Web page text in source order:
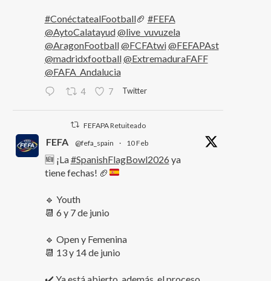
#ConéctatealFootball🏈 #FEFA
@AytoCalatayud@live_vuvuzela
@AragonFootball@FCFAtwi@FEFAPAst
@madridxfootball@ExtremaduraFAFF
@FAFA_Andalucia
4 7 Twitter
FEFAPA Retuiteado
FEFA @fefa_spain · 10 Feb
🆕 ¡La#SpanishFlagBowl2026 ya
tiene fechas! 🏈
🔹 Youth
📆 6 y 7 de junio
🔹 Open y Femenina
📆 13 y 14 de junio
✔️ Ya está abierto, además, el proceso